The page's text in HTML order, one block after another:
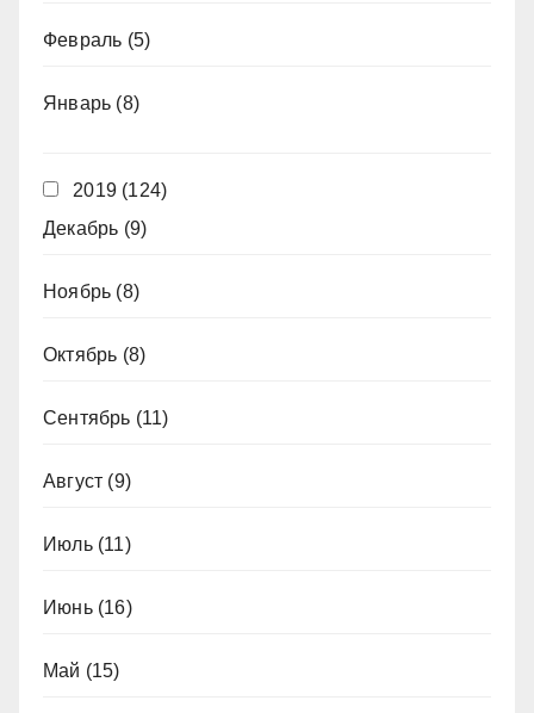
Февраль (5)
Январь (8)
2019 (124)
Декабрь (9)
Ноябрь (8)
Октябрь (8)
Сентябрь (11)
Август (9)
Июль(11)
Июнь(16)
Май (15)